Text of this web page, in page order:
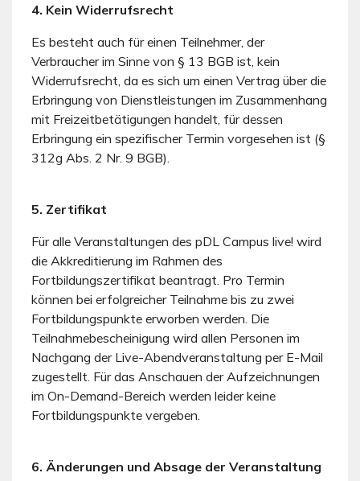
4. Kein Widerrufsrecht
Es besteht auch für einen Teilnehmer, der
Verbraucher im Sinne von § 13 BGB ist, kein
Widerrufsrecht, da es sich um einen Vertrag über die
Erbringung von Dienstleistungen im Zusammenhang
mit Freizeitbetätigungen handelt, für dessen
Erbringung ein spezifischer Termin vorgesehen ist (§
312g Abs. 2 Nr. 9 BGB).
5. Zertifikat
Für alle Veranstaltungen des pDL Campus live! wird
die Akkreditierung im Rahmen des
Fortbildungszertifikat beantragt. Pro Termin
können bei erfolgreicher Teilnahme bis zu zwei
Fortbildungspunkte erworben werden. Die
Teilnahmebescheinigung wird allen Personen im
Nachgang der Live-Abendveranstaltung per E-Mail
zugestellt. Für das Anschauen der Aufzeichnungen
im On-Demand-Bereich werden leider keine
Fortbildungspunkte vergeben.
6. Änderungen und Absage der Veranstaltung